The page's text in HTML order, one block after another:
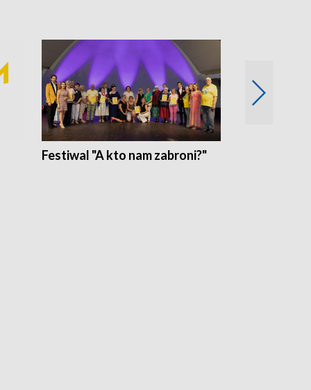
Festiwal "A kto nam zabroni?"